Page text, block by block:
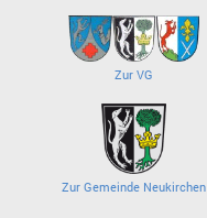
Zur VG
Zur Gemeinde Neukirchen